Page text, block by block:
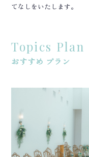
てなしをいたします。
Topics Plan
おすすめ プラン